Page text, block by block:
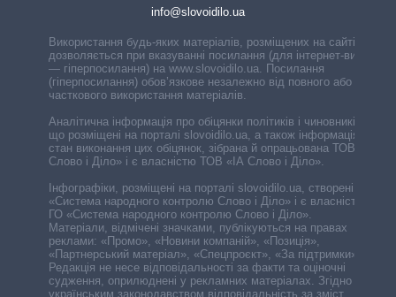
info@slovoidilo.ua
Використання будь-яких матеріалів, розміщених на сайті,
дозволяється при вказуванні посилання (для інтернет-видань
— гіперпосилання) на www.slovoidilo.ua. Посилання
(гіперпосилання) обов’язкове незалежно від повного або
часткового використання матеріалів.
Аналітична інформація про обіцянки політиків і чиновників,
що розміщені на порталі slovoidilo.ua, а також інформація про
стан виконання цих обіцянок, зібрана й опрацьована ТОВ «ІА
Слово і Діло» і є власністю ТОВ «ІА Слово і Діло».
Інфографіки, розміщені на порталі slovoidilo.ua, створені ГО
«Система народного контролю Слово і Діло» і є власністю
ГО «Система народного контролю Слово і Діло».
Матеріали, відмічені значками, публікуються на правах
реклами: «Промо», «Новини компаній», «Позиція»,
«Партнерський матеріал», «Спецпроєкт», «За підтримки».
Редакція не несе відповідальності за факти та оціночні
судження, оприлюднені у рекламних матеріалах. Згідно з
українським законодавством відповідальність за зміст